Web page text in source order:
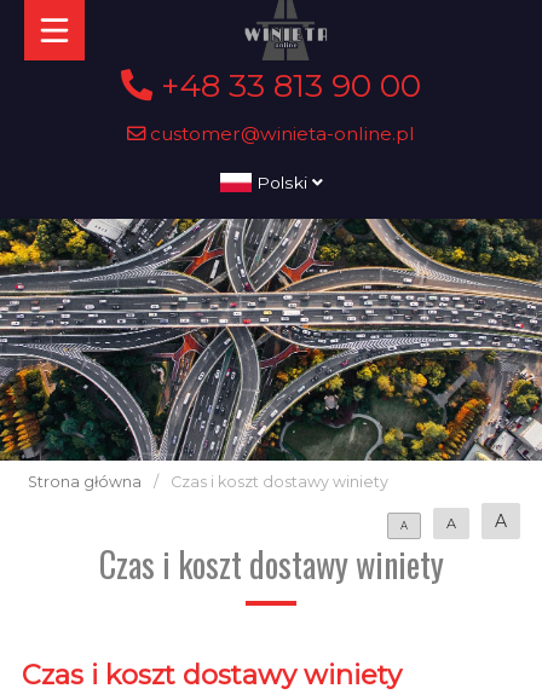
+48 33 813 90 00
customer@winieta-online.pl
Polski
Strona główna / Czas i koszt dostawy winiety
A A A
Czas i koszt dostawy winiety
Czas i koszt dostawy winiety